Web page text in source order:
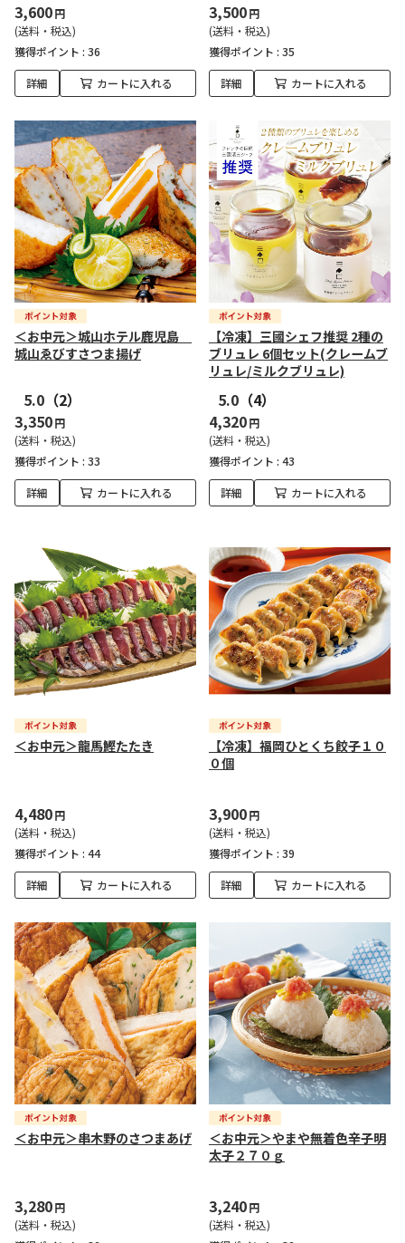
3,600円
(送料・税込)
獲得ポイント : 36
詳細 カートに入れる
3,500円
(送料・税込)
獲得ポイント : 35
詳細 カートに入れる
＜お中元＞城山ホテル鹿児島
城山ゑびすさつま揚げ
5.0 （2）
3,350円
(送料・税込)
獲得ポイント : 33
詳細 カートに入れる
【冷凍】三國シェフ推奨 2種の
ブリュレ 6個セット(クレームブ
リュレ/ミルクブリュレ)
5.0 （4）
4,320円
(送料・税込)
獲得ポイント : 43
詳細 カートに入れる
＜お中元＞龍馬鰹たたき
4,480円
(送料・税込)
獲得ポイント : 44
詳細 カートに入れる
【冷凍】福岡ひとくち餃子１０
０個
3,900円
(送料・税込)
獲得ポイント : 39
詳細 カートに入れる
＜お中元＞串木野のさつまあげ
3,280円
(送料・税込)
＜お中元＞やまや無着色辛子明
太子２７０ｇ
3,240円
(送料・税込)